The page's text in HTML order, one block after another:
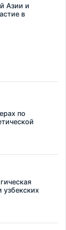
Азии и
в
по